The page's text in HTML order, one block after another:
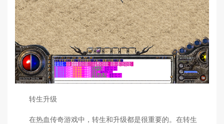
转生升级
在热血传奇游戏中，转生和升级都是很重要的。在转生